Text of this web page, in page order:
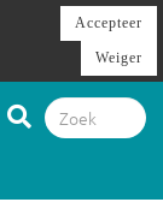
Accepteer
Weiger